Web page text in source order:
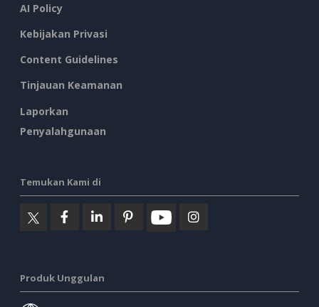
AI Policy
Kebijakan Privasi
Content Guidelines
Tinjauan Keamanan
Laporkan
Penyalahgunaan
Temukan Kami di
Produk Unggulan